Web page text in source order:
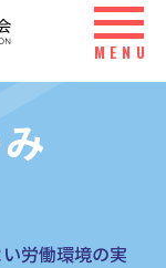
MENU
労働環境の実